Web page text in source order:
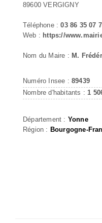
89600 VERGIGNY
Téléphone :03 86 35 07
Web : https://
Nom du Maire : M.
Numéro Insee : 89439
Nombre d'habitants : 1
Département : Yonne
Région : Bourgogne-